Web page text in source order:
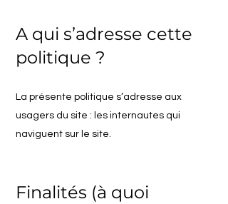
A qui s’adresse cette
politique ?
La présente politique s’adresse aux
usagers du site : les internautes qui
naviguent sur le site.
Finalités (à quoi